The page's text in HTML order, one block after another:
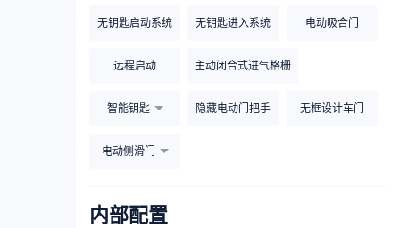
无钥匙启动系统 无钥匙进入系统 电动吸合门
远程启动 主动闭合式进气格栅
智能钥匙 隐藏电动门把手 无框设计车门
电动侧滑门
内部配置